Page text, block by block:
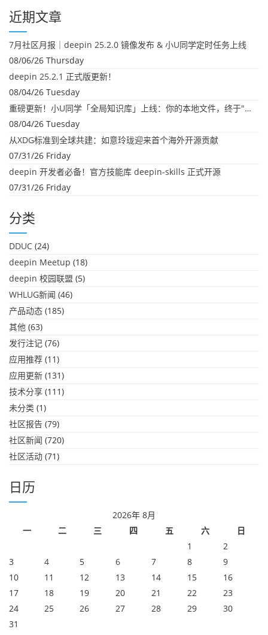
近期文章
7月社区月报｜deepin 25.2.0 镜像发布 & 小U同学定时任务上线
08/06/26 Thursday
deepin 25.2.1 正式版更新！
08/04/26 Tuesday
重磅更新！小U同学「全局知识库」上线：你的本地文件，终于"活"起来了
08/04/26 Tuesday
从XDG标准到全球共建：如意玲珑迎来首个海外开源贡献
07/31/26 Friday
deepin 开发者必备！官方技能库 deepin-skills 正式开源
07/31/26 Friday
分类
DDUC (24)
deepin Meetup (18)
deepin 校园联盟 (5)
WHLUG新闻 (46)
产品动态 (185)
其他 (63)
发行注记 (76)
应用推荐 (11)
应用更新 (131)
技术分享 (111)
未分类 (1)
社区报告 (79)
社区新闻 (720)
社区活动 (71)
日历
2026年 8月
一
二 三 四 五 六
日
1
2
3
4 5 6 7 8
9
10
11 12 13 14 15
16
17
18 19 20 21 22
23
24
25 26 27 28 29
30
31